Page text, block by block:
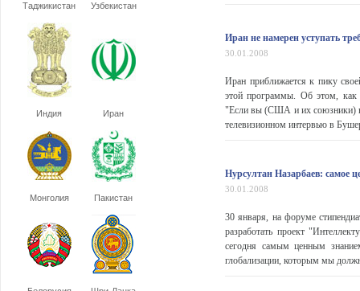
Таджикистан Узбекистан
Индия Иран
Монголия Пакистан
Иран не намерен уступать
30.01.2008
Иран приближается к пику
этой программы. Об этом,
"Если вы (США и их союзники)
телевизионном интервью в
Нурсултан Назарбаев: самое
30.01.2008
30 января, на форуме
разработать проект
сегодня самым ценным
глобализации, которым мы